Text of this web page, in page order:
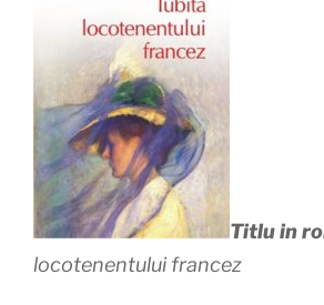
Titlu in
locotenentului francez